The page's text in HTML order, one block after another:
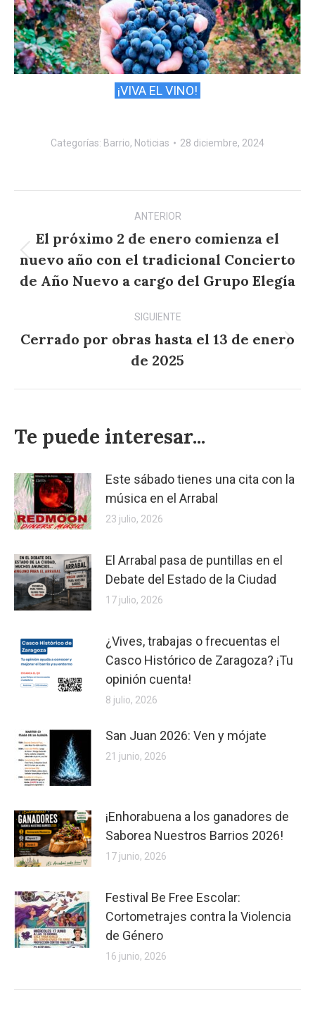
¡VIVA EL VINO!
Categorías: Barrio, Noticias 28 diciembre, 2024
Navegación
entre
publicaciones
ANTERIOR
Publicación
anterior:
El próximo 2 de enero comienza el
nuevo año con el tradicional Concierto
de Año Nuevo a cargo del Grupo Elegía
SIGUIENTE
Publicación
siguiente:
Cerrado por obras hasta el 13 de enero
de 2025
Te puede interesar...
Este sábado tienes una cita con la
música en el Arrabal
23 julio, 2026
El Arrabal pasa de puntillas en el
Debate del Estado de la Ciudad
17 julio, 2026
¿Vives, trabajas o frecuentas el
Casco Histórico de Zaragoza? ¡Tu
opinión cuenta!
8 julio, 2026
San Juan 2026: Ven y mójate
21 junio, 2026
¡Enhorabuena a los ganadores de
Saborea Nuestros Barrios 2026!
17 junio, 2026
Festival Be Free Escolar:
Cortometrajes contra la Violencia
de Género
16 junio, 2026